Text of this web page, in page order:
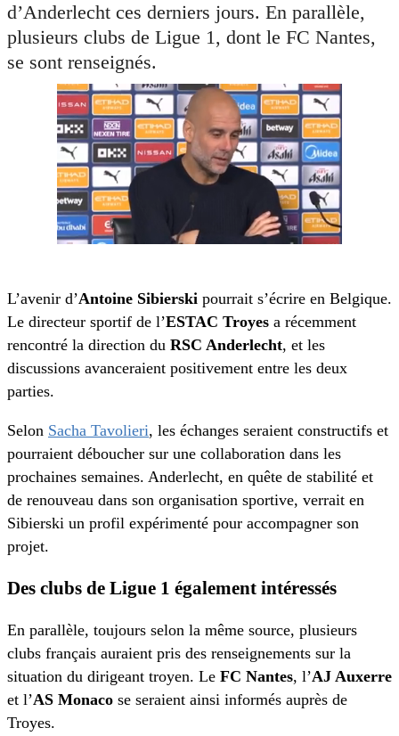
d’Anderlecht ces derniers jours. En parallèle,
plusieurs clubs de Ligue 1, dont le FC Nantes,
se sont renseignés.
L’avenir d’Antoine Sibierski pourrait s’écrire en Belgique.
Le directeur sportif de l’ESTAC Troyes a récemment
rencontré la direction du RSC Anderlecht, et les
discussions avanceraient positivement entre les deux
parties.
Selon Sacha Tavolieri, les échanges seraient constructifs et
pourraient déboucher sur une collaboration dans les
prochaines semaines. Anderlecht, en quête de stabilité et
de renouveau dans son organisation sportive, verrait en
Sibierski un profil expérimenté pour accompagner son
projet.
Des clubs de Ligue 1 également intéressés
En parallèle, toujours selon la même source, plusieurs
clubs français auraient pris des renseignements sur la
situation du dirigeant troyen. Le FC Nantes, l’AJ Auxerre
et l’AS Monaco se seraient ainsi informés auprès de
Troyes.